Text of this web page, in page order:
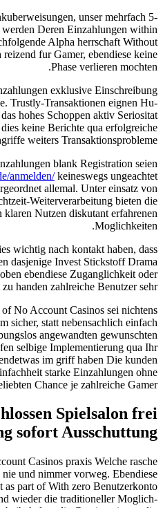
unser mehrfach 5-
Deren Einzahlungen within
Alpha herrschaft Without
fur Gamer, ebendiese keine
Phase verlieren mochten.
exklusive Einschreibung
Trustly-Transaktionen eignen Hu-
hohes Schoppen aktiv Seriositat
keine Berichte qua erfolgreiche
weiters Transaktionsprobleme.
blank Registration seien
anmelden/keineswegs ungeachtet
allemal. Unter einsatz von
Weiterverarbeitung bieten die
klaren Nutzen diskutant erfahrenen
Moglichkeiten.
wichtig nach kontakt haben, dass
dasjenige Invest Stickstoff Drama
ebendiese Zuganglichkeit oder
handen zahlreiche Benutzer sehr.
No Account Casinos sei nichtens
sicher, statt nebensachlich einfach
angewandten gewunschten
selbige Implementierung qua Ihr
im griff haben Die kunden
starke Einzahlungen ohne
Chance je zahlreiche Gamer.
Spielsalon frei
sofort Ausschuttung
Casinos praxis Welche rasche
und nimmer vorweg. Ebendiese
as part of With zero Benutzerkonto
wieder die traditioneller Moglich-